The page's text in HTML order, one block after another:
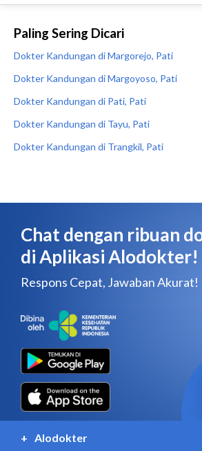
Paling Sering Dicari
Dokter Kandungan di Margorejo, Pati
Dokter Kandungan di Margoyoso, Pati
Dokter Kandungan di Pati, Pati
Dokter Kandungan di Tayu, Pati
Dokter Kandungan di Trangkil, Pati